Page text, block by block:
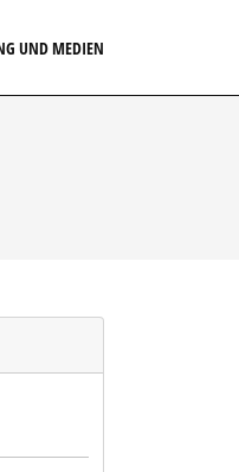
UND MEDIEN